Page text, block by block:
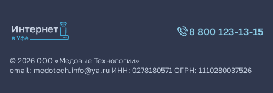
8 800 123-13-15
© 2026 ООО «Медовые Технологии»
email: medotech.info@ya.ru ИНН: 0278180571 ОГРН: 1110280037526